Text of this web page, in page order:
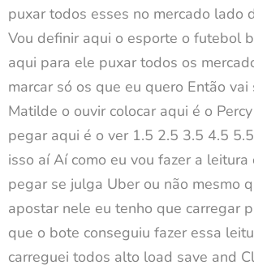
puxar todos esses no mercado lado
Vou definir aqui o esporte o futebol
aqui para ele puxar todos os
marcar só os que eu quero Então vai
Matilde o ouvir colocar aqui é o
pegar aqui é o ver 1.5 2.5 3.5 4.5
isso aí Aí como eu vou fazer a
pegar se julga Uber ou não mesmo
apostar nele eu tenho que carregar
que o bote conseguiu fazer essa
carreguei todos alto load save and